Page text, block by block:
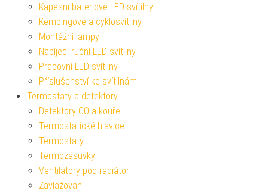
Kapesní bateriové LED svítilny
Kempingové a cyklosvítilny
Montážní lampy
Nabíjecí ruční LED svítilny
Pracovní LED svítilny
Příslušenství ke svítilnám
Termostaty a detektory
Detektory CO a kouře
Termostatické hlavice
Termostaty
Termozásuvky
Ventilátory pod radiátor
Zavlažování